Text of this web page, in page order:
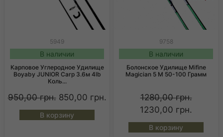
5949
В наличии
Карповое Углеродное Удилище
Boyaby JUNIOR Carp 3.6м 4lb
Коль...
950,00грн. 850,00 грн.
В корзину
9758
В наличии
Болонское Удилище Mifine
Magician 5 М 50-100 Грамм
1280,00грн.
1230,00 грн.
В корзину